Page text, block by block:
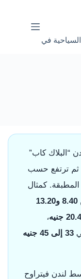
في
“البلاك كاب”
ثم ترتفع حسب
المطبقة. كمثال
8.40 و13.20
،
33 إلى 45 جنيه
لندن فيتراوح